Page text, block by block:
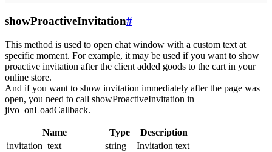
showProactiveInvitation#
This method is used to open chat window with a custom text at
specific moment. For example, it may be used if you want to show
proactive invitation after the client added goods to the cart in your
online store.
And if you want to show invitation immediately after the page was
open, you need to call showProactiveInvitation in
jivo_onLoadCallback.
Name Type
Description
invitation_text
string
Invitation text